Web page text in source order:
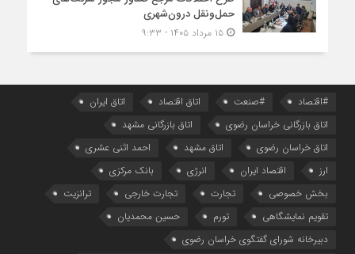
حمل‌ونقل درون‌شهری
۱۵ مرداد ۱۴۰۵ - ۹:۳۳
#اقتصاد #صنعت اتاق اقتصاد
اتاق ایران
اتاق بازرگانی خراسان رضوی
اتاق بازرگانی مشهد
اتاق خراسان رضوی
اتاق مشهد
احمد اثنی عشری
ارز
اقتصاد ایران انرژی
بانک مرکزی
بخش خصوصی
تجارت تجارت خارجی
ترانزیت
تقویم نمایشگاهی
تورم
حسین محمدیان
دبیرخانه شورای گفتگوی خراسان رضوی